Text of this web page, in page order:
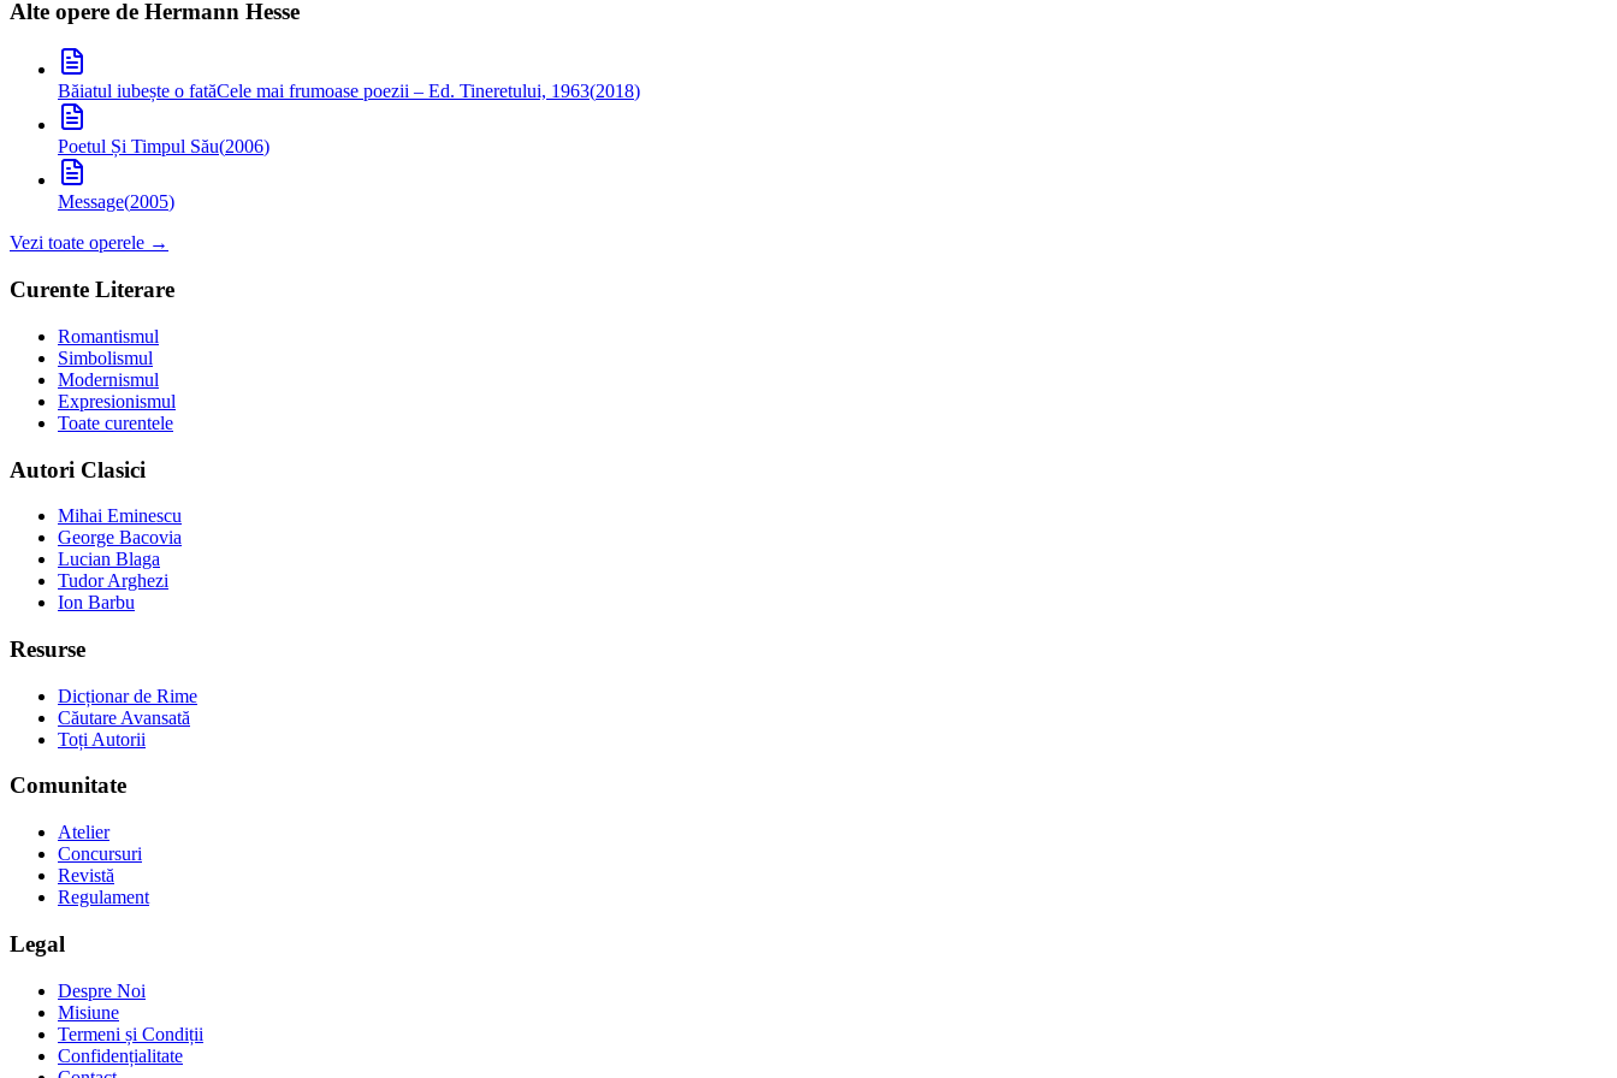
Alte opere de Hermann Hesse
Băiatul iubește o fatăCele mai frumoase poezii – Ed. Tineretului, 1963(2018)
Poetul Și Timpul Său(2006)
Message(2005)
Vezi toate operele →
Curente Literare
Romantismul
Simbolismul
Modernismul
Expresionismul
Toate curentele
Autori Clasici
Mihai Eminescu
George Bacovia
Lucian Blaga
Tudor Arghezi
Ion Barbu
Resurse
Dicționar de Rime
Căutare Avansată
Toți Autorii
Comunitate
Atelier
Concursuri
Revistă
Regulament
Legal
Despre Noi
Misiune
Termeni și Condiții
Confidențialitate